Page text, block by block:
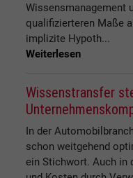
Wissensmanagement
qualifizierteren Maße
implizite Hypoth...
Weiterlesen
Wissenstransfer
In der
schon weitgehend
ein Stichwort. Auch in